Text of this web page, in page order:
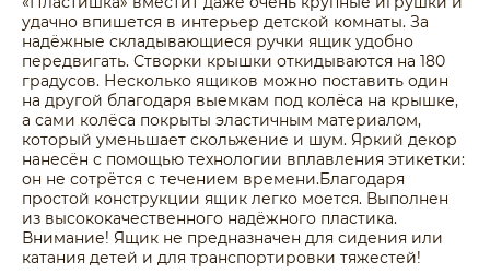
удачно впишется в интерьер детской комнаты. За
надёжные складывающиеся ручки ящик удобно
передвигать. Створки крышки откидываются на 180
градусов. Несколько ящиков можно поставить один
на другой благодаря выемкам под колёса на крышке,
а сами колёса покрыты эластичным материалом,
который уменьшает скольжение и шум. Яркий декор
нанесён с помощью технологии вплавления этикетки:
он не сотрётся с течением времени.Благодаря
простой конструкции ящик легко моется. Выполнен
из высококачественного надёжного пластика.
Внимание! Ящик не предназначен для сидения или
катания детей и для транспортировки тяжестей!